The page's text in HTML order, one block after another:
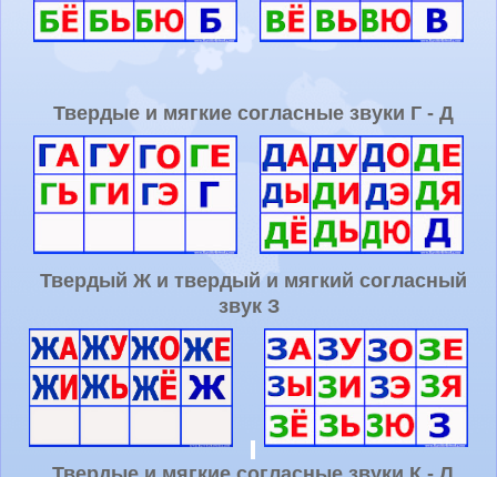
Твердые и мягкие согласные звуки Г - Д
Твердый Ж и твердый и мягкий согласный
звук З